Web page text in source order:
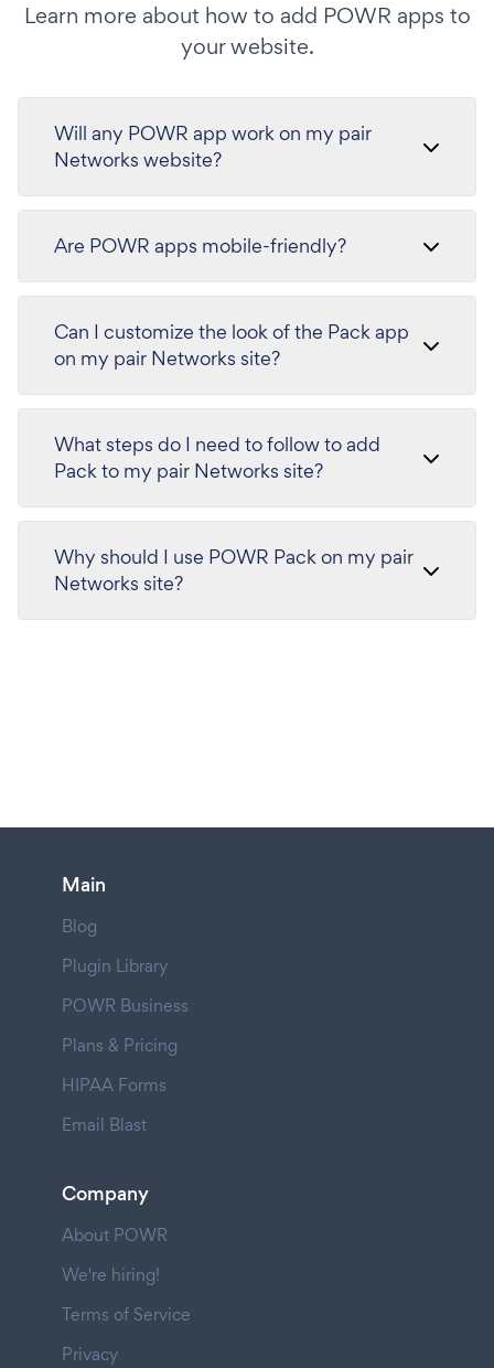
Learn more about how to add POWR apps to
your website.
Will any POWR app work on my pair
Networks website?
Are POWR apps mobile-friendly?
Can I customize the look of the Pack app
on my pair Networks site?
What steps do I need to follow to add
Pack to my pair Networks site?
Why should I use POWR Pack on my pair
Networks site?
Main
Blog
Plugin Library
POWR Business
Plans & Pricing
HIPAA Forms
Email Blast
Company
About POWR
We're hiring!
Terms of Service
Privacy